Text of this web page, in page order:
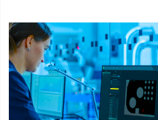
tính xử lý. Vì vậy, dù kết cấu máy có
xác cuối cùng vẫn phụ thuộc rất lớn
cấu hình hệ thống đo.